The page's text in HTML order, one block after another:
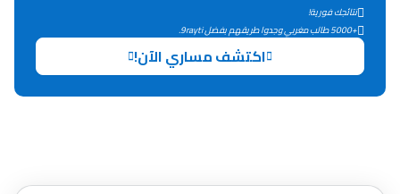
Collège au Maroc
التعليم الثانوي الإعدادي
نتائجك فورية!
+5000 طالب مغربي وجدوا طريقهم بفضل 9rayti.
اكتشف مساري الآن!